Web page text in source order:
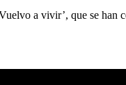
a vivir’, que se